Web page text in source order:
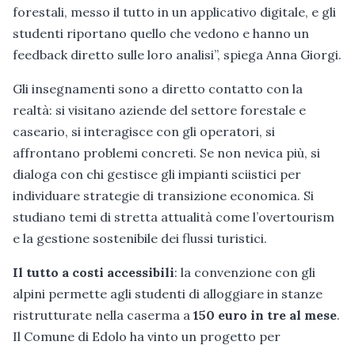
forestali, messo il tutto in un applicativo digitale, e gli
studenti riportano quello che vedono e hanno un
feedback diretto sulle loro analisi”, spiega Anna Giorgi.
Gli insegnamenti sono a diretto contatto con la
realtà: si visitano aziende del settore forestale e
caseario, si interagisce con gli operatori, si
affrontano problemi concreti. Se non nevica più, si
dialoga con chi gestisce gli impianti sciistici per
individuare strategie di transizione economica. Si
studiano temi di stretta attualità come l’overtourism
e la gestione sostenibile dei flussi turistici.
Il tutto a costi accessibili: la convenzione con gli
alpini permette agli studenti di alloggiare in stanze
ristrutturate nella caserma a 150 euro in tre al mese.
Il Comune di Edolo ha vinto un progetto per